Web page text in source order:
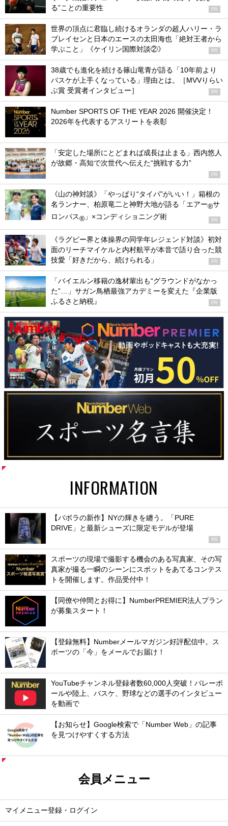
る”ことの重要性
PR
世界の頂点に君臨し続けるオランダの超人ハリー・ラ
ブレイセンと日本のエースの太田海也「絶対王者から
学ぶこと」《ケイリン国際対談②》
PR
38歳でも進化を続ける篠山竜青が語る「10年前より
バスケが上手くなっている」理由とは。［MVVりらい
ぶ賞 受賞者インタビュー］
PR
Number SPORTS OF THE YEAR 2026 開催決定！
2026年を代表するアスリートを表彰
「安定した場所にとどまれば成長は止まる」西内悠人
が故郷・高知で次世代へ伝えた“挑戦する力”
PR
《山の神対談》「やっぱり“タイパ”がいい！」箱根の
名ランナー、柏原竜二と神野大地が語る「エアー®サ
ロンパス® 」×コンディショニング術 PR
《ラグビー界と体操界の同学年レジェンド対談》初対
面のリーチマイケルと内村航平が本音で語り合った競
技愛「好きだから、続けられる」
PR
「バイエルン移籍の逸材輩出も“グラウンドがなかっ
た”…」サガン鳥栖最強アカデミーを変えた『企業版
ふるさと納税』
PR
INFORMATION
【バボラの新作】NYの輝きを纏う。「PURE
DRIVE」と最新シューズに限定モデルが登場
PR
スポーツの現場で撮影する機会のある写真家、その写
真家が撮る一瞬のシーンにスポットをあてるコンテス
トを開催します。作品受付中！
【同僚や仲間とお得に】NumberPREMIER法人プラン
が募集スタート！
【登録無料】Numberメールマガジン好評配信中。ス
ポーツの「今」をメールでお届け！
YouTubeチャンネル登録者数60,000人突破！バレーボ
ールや陸上、バスケ、野球などの選手のインタビュー
を動画で
【お知らせ】Google検索で「Number Web」の記事
を見つけやすくする方法
会員メニュー
マイメニュー登録・ログイン